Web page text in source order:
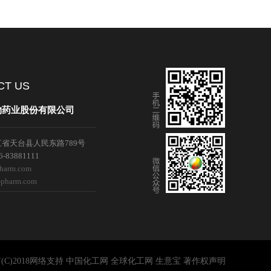
US
业股份有限公司
天台县人民东路789号
83881111
网络支持 中国化工网 全球化工网 生意宝 著作权声明